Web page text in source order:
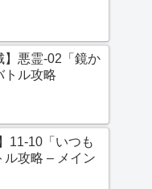
】悪霊-02「鏡か
トル攻略
11-10「いつも
ル攻略 – メイン